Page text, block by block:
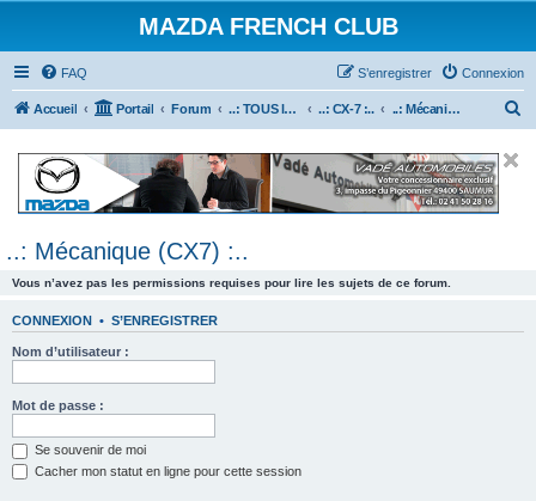
MAZDA FRENCH CLUB
FAQ Connexion
S’enregistrer
Accueil Portail Forum ..: TOUS les Véhicules MAZDA :.. ..: CX-7 :.. ..: Mécanique (CX7) :..
e
..: Mécanique (CX7) :..
Vous n’avez pas les permissions requises pour lire les sujets de ce forum.
CONNEXION • S’ENREGISTRER
Nom d’utilisateur :
Mot de passe :
Se souvenir de moi
Cacher mon statut en ligne pour cette session